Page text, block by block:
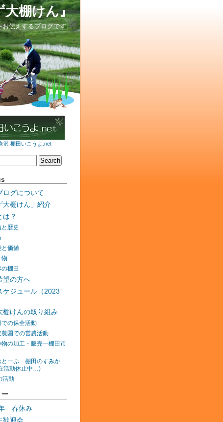
棚けん』
伝えするブログです。
沢 棚田いこうよ.net
ログについて
大棚けん」紹介
は？
と歴史
と価値
物
の棚田
望の方へ
ケジュール（2023
棚けんの取り組み
での保全活動
農園での営農活動
物の加工・販売―棚田市
とーぷ 棚田のすみか
活動休止中…)
活動
ー
春休み
歓迎会